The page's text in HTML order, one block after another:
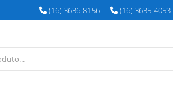
(16) 3636-8156 (16) 3635-4053